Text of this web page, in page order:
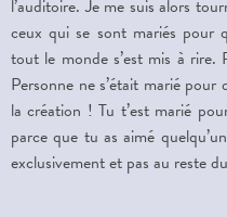
l’auditoire. Je me suis alors
ceux qui se sont mariés pour
tout le monde s’est mis à rire.
Personne ne s’était marié
la création ! Tu t’est marié
parce que tu as aimé
exclusivement et pas au reste